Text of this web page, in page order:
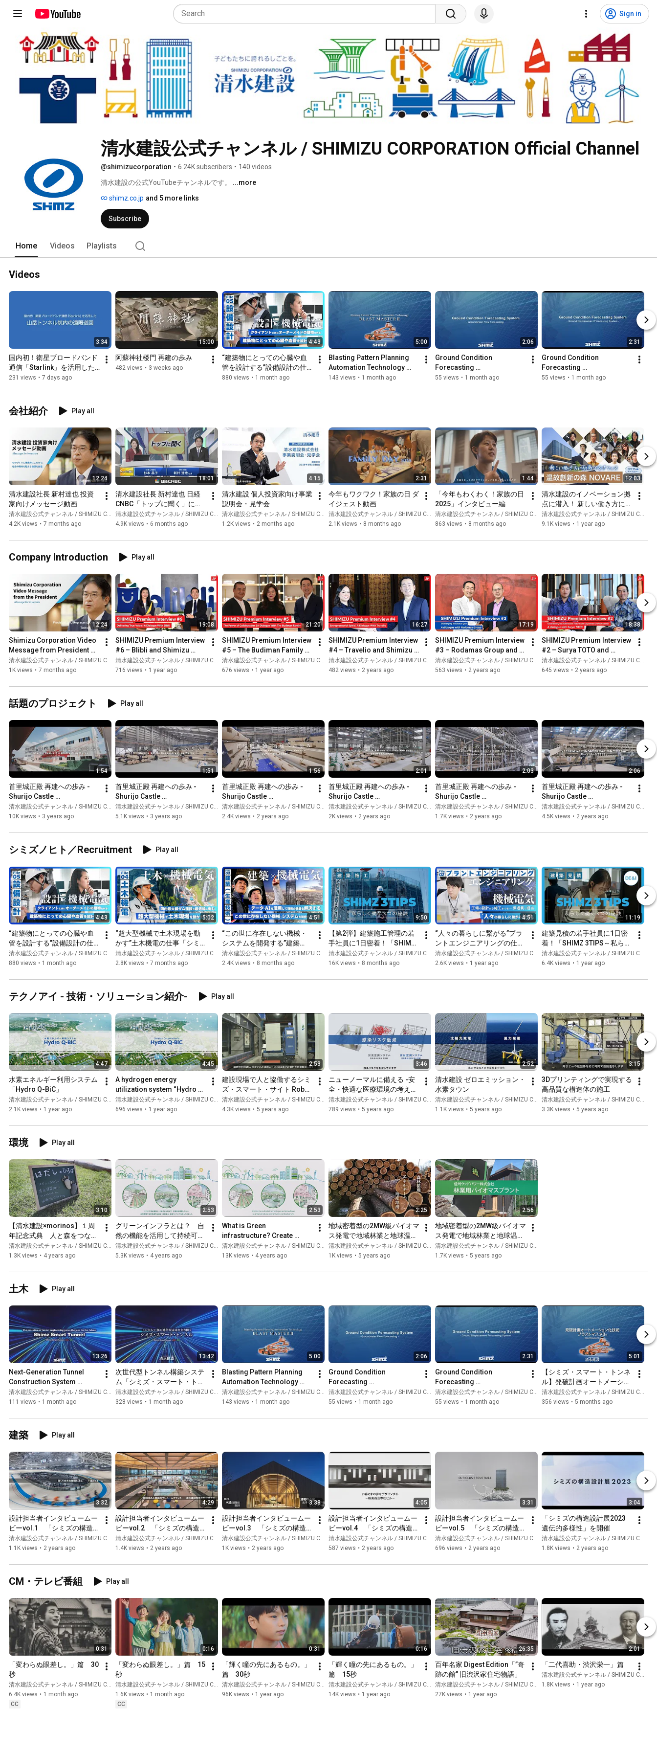
Sign in
清水建設公式チャンネル / SHIMIZU CORPORATION Official Channel
@shimizucorporation • 6.24K subscribers • 140 videos
清水建設の公式YouTubeチャンネルです。 ...more
shimz.co.jp and 5 more links
Subscribe
Home Videos Playlists
Videos
3:34
国内初！衛星ブロードバンド
通信「Starlink」を活用した
山岳トンネル坑内の遠隔巡回
231 views • 7 days ago
15:00
阿蘇神社楼門 再建の歩み
482 views • 3 weeks ago
4:43
“建築物にとっての心臓や血
管を設計する”設備設計の仕
事「シミズの仕事図鑑」
880 views • 1 month ago
5:00
Blasting Pattern Planning
Automation Technology
“BLAST MASTER Ⅱ”
143 views • 1 month ago
2:06
Ground Condition
Forecasting
System（Groundwater）
55 views • 1 month ago
2:31
Ground Condition
Forecasting
System（Deformation）
55 views • 1 month ago
会社紹介 Play all
12:24
清水建設社長 新村達也 投資
家向けメッセージ動画
清水建設公式チャンネル / SHIMIZU CORPORATION Official Channel
4.2K views • 7 months ago
18:01
清水建設社長 新村達也 日経
CNBC「トップに聞く」に出
演（2025年12月22日放送）
清水建設公式チャンネル / SHIMIZU CORPORATION Official Channel
4.9K views • 6 months ago
4:15
清水建設 個人投資家向け事業
説明会・見学会
清水建設公式チャンネル / SHIMIZU CORPORATION Official Channel
1.2K views • 2 months ago
2:31
今年もワクワク！家族の日 ダ
イジェスト動画
清水建設公式チャンネル / SHIMIZU CORPORATION Official Channel
2.1K views • 8 months ago
1:44
「今年もわくわく！家族の日
2025」インタビュー編
清水建設公式チャンネル / SHIMIZU CORPORATION Official Channel
863 views • 8 months ago
12:03
清水建設のイノベーション拠
点に潜入！ 新しい働き方に挑
戦するオフィス「シミズ オフ
ィスツアー NOVARE編」
清水建設公式チャンネル / SHIMIZU CORPORATION Official Channel
9.1K views • 1 year ago
Company Introduction Play all
12:24
Shimizu Corporation Video
Message from President
Shimmura
清水建設公式チャンネル / SHIMIZU CORPORATION Official Channel
1K views • 7 months ago
19:08
SHIMIZU Premium Interview
#6 – Blibli and Shimizu
Corporation
清水建設公式チャンネル / SHIMIZU CORPORATION Official Channel
716 views • 1 year ago
21:20
SHIMIZU Premium Interview
#5 – The Budiman Family
and Shimizu Corporation
清水建設公式チャンネル / SHIMIZU CORPORATION Official Channel
676 views • 1 year ago
16:27
SHIMIZU Premium Interview
#4 – Travelio and Shimizu
Corporation
清水建設公式チャンネル / SHIMIZU CORPORATION Official Channel
482 views • 2 years ago
17:19
SHIMIZU Premium Interview
#3 – Rodamas Group and
Shimizu Corporation
清水建設公式チャンネル / SHIMIZU CORPORATION Official Channel
563 views • 2 years ago
18:38
SHIMIZU Premium Interview
#2 – Surya TOTO and
Shimizu Corporation
清水建設公式チャンネル / SHIMIZU CORPORATION Official Channel
645 views • 2 years ago
話題のプロジェクト Play all
1:54
首里城正殿 再建への歩み -
Shurijo Castle
Reconstruction Works-#1
清水建設公式チャンネル / SHIMIZU CORPORATION Official Channel
10K views • 3 years ago
1:51
首里城正殿 再建への歩み -
Shurijo Castle
Reconstruction Works-#2
清水建設公式チャンネル / SHIMIZU CORPORATION Official Channel
5.1K views • 3 years ago
1:56
首里城正殿 再建への歩み -
Shurijo Castle
Reconstruction Works-#3
清水建設公式チャンネル / SHIMIZU CORPORATION Official Channel
2.4K views • 2 years ago
2:01
首里城正殿 再建への歩み -
Shurijo Castle
Reconstruction Works-#4
清水建設公式チャンネル / SHIMIZU CORPORATION Official Channel
2K views • 2 years ago
2:03
首里城正殿 再建への歩み -
Shurijo Castle
Reconstruction Works-#5
清水建設公式チャンネル / SHIMIZU CORPORATION Official Channel
1.7K views • 2 years ago
2:06
首里城正殿 再建への歩み -
Shurijo Castle
Reconstruction Works-#6
清水建設公式チャンネル / SHIMIZU CORPORATION Official Channel
4.5K views • 2 years ago
シミズノヒト／Recruitment Play all
4:43
“建築物にとっての心臓や血
管を設計する”設備設計の仕
事「シミズの仕事図鑑」
清水建設公式チャンネル / SHIMIZU CORPORATION Official Channel
880 views • 1 month ago
5:02
“超大型機械で土木現場を動
かす”土木機電の仕事「シミ
ズの仕事図鑑」
清水建設公式チャンネル / SHIMIZU CORPORATION Official Channel
2.8K views • 7 months ago
4:51
“この世に存在しない機械・
システムを開発する”建築
（生産技術）の仕事「シミズ
の仕事図鑑」
清水建設公式チャンネル / SHIMIZU CORPORATION Official Channel
2.4K views • 8 months ago
9:50
【第2弾】建築施工管理の若
手社員に1日密着！「SHIMZ
3TIPS～私らしく働く3つの秘
訣～」
清水建設公式チャンネル / SHIMIZU CORPORATION Official Channel
16K views • 8 months ago
4:51
“人々の暮らしに繋がる”プラ
ントエンジニアリングの仕事
「シミズの仕事図鑑」
清水建設公式チャンネル / SHIMIZU CORPORATION Official Channel
2.6K views • 1 year ago
11:19
建築見積の若手社員に1日密
着！「SHIMZ 3TIPS～私らし
く働く3つの秘訣～」
清水建設公式チャンネル / SHIMIZU CORPORATION Official Channel
6.4K views • 1 year ago
テクノアイ - 技術・ソリューション紹介- Play all
4:47
水素エネルギー利用システム
「Hydro Q-BiC」
清水建設公式チャンネル / SHIMIZU CORPORATION Official Channel
2.1K views • 1 year ago
4:45
A hydrogen energy
utilization system “Hydro Q-
BiC”
清水建設公式チャンネル / SHIMIZU CORPORATION Official Channel
696 views • 1 year ago
2:53
建設現場で人と協働するシミ
ズ・スマート・サイト Robo-
Carrier
清水建設公式チャンネル / SHIMIZU CORPORATION Official Channel
4.3K views • 5 years ago
3:46
ニューノーマルに備える -安
全・快適な医療環境の考え方
を活かして-
清水建設公式チャンネル / SHIMIZU CORPORATION Official Channel
789 views • 5 years ago
2:52
清水建設 ゼロエミッション・
⽔素タウン
清水建設公式チャンネル / SHIMIZU CORPORATION Official Channel
1.1K views • 5 years ago
3:15
3Dプリンティングで実現する
高品質な構造体の施工
清水建設公式チャンネル / SHIMIZU CORPORATION Official Channel
3.3K views • 5 years ago
環境 Play all
3:10
【清水建設×morinos】１周
年記念式典　人と森をつなぐ
「はだしの広場」
清水建設公式チャンネル / SHIMIZU CORPORATION Official Channel
1.3K views • 4 years ago
2:53
グリーンインフラとは？　自
然の機能を活用して持続可能
な社会づくりを
清水建設公式チャンネル / SHIMIZU CORPORATION Official Channel
5.3K views • 4 years ago
2:53
What is Green
infrastructure? Create
sustainable society by using
the diverse capabilities of
清水建設公式チャンネル / SHIMIZU CORPORATION Official Channel
13K views • 4 years ago
2:25
地域密着型の2MW級バイオマ
ス発電で地域林業と地球温暖
化対策に貢献　信州ウッドパ
ワー・信州ウッドチップ
清水建設公式チャンネル / SHIMIZU CORPORATION Official Channel
1K views • 5 years ago
2:56
地域密着型の2MW級バイオマ
ス発電で地域林業と地球温暖
化対策に貢献　信州ウッドパ
ワー・信州ウッドチップ
バイオマスプラント」
清水建設公式チャンネル / SHIMIZU CORPORATION Official Channel
1.7K views • 5 years ago
土木 Play all
13:26
Next-Generation Tunnel
Construction System
“Shimizu Smart Tunnel”
清水建設公式チャンネル / SHIMIZU CORPORATION Official Channel
111 views • 1 month ago
13:42
次世代型トンネル構築システ
ム「シミズ・スマート・トン
ネル」
清水建設公式チャンネル / SHIMIZU CORPORATION Official Channel
328 views • 1 month ago
5:00
Blasting Pattern Planning
Automation Technology
“BLAST MASTER Ⅱ”
清水建設公式チャンネル / SHIMIZU CORPORATION Official Channel
143 views • 1 month ago
2:06
Ground Condition
Forecasting
System（Groundwater）
清水建設公式チャンネル / SHIMIZU CORPORATION Official Channel
55 views • 1 month ago
2:31
Ground Condition
Forecasting
System（Deformation）
清水建設公式チャンネル / SHIMIZU CORPORATION Official Channel
55 views • 1 month ago
5:01
【シミズ・スマート・トンネ
ル】発破計画オートメーショ
ン化技術「ブラストマスタ
🄬Ⅱ」
清水建設公式チャンネル / SHIMIZU CORPORATION Official Channel
356 views • 5 months ago
建築 Play all
3:32
設計担当者インタビュームー
ビーvol.1　「シミズの構造設
計展2023　遺伝的多様性」
清水建設公式チャンネル / SHIMIZU CORPORATION Official Channel
1.1K views • 2 years ago
4:29
設計担当者インタビュームー
ビーvol.2　「シミズの構造設
計展2023　遺伝的多様性」
清水建設公式チャンネル / SHIMIZU CORPORATION Official Channel
1.4K views • 2 years ago
3:38
設計担当者インタビュームー
ビーvol.3　「シミズの構造設
計展2023　遺伝的多様性」
清水建設公式チャンネル / SHIMIZU CORPORATION Official Channel
1K views • 2 years ago
4:05
設計担当者インタビュームー
ビーvol.4　「シミズの構造設
計展2023　遺伝的多様性」
清水建設公式チャンネル / SHIMIZU CORPORATION Official Channel
587 views • 2 years ago
3:31
設計担当者インタビュームー
ビーvol.5　「シミズの構造設
計展2023　遺伝的多様性」
清水建設公式チャンネル / SHIMIZU CORPORATION Official Channel
696 views • 2 years ago
3:04
「シミズの構造設計展2023
遺伝的多様性」を開催
清水建設公式チャンネル / SHIMIZU CORPORATION Official Channel
1.8K views • 2 years ago
CM・テレビ番組 Play all
0:31
「変わらぬ眼差し。」篇　30
秒
清水建設公式チャンネル / SHIMIZU CORPORATION Official Channel
6.4K views • 1 month ago
CC
0:16
「変わらぬ眼差し。」篇　15
秒
清水建設公式チャンネル / SHIMIZU CORPORATION Official Channel
1.6K views • 1 month ago
CC
0:31
「輝く瞳の先にあるもの。」
篇　30秒
清水建設公式チャンネル / SHIMIZU CORPORATION Official Channel
96K views • 1 year ago
0:16
「輝く瞳の先にあるもの。」
篇　15秒
清水建設公式チャンネル / SHIMIZU CORPORATION Official Channel
14K views • 1 year ago
26:35
百年名家 Digest Edition「”奇
跡の館” 旧渋沢家住宅物語」
清水建設公式チャンネル / SHIMIZU CORPORATION Official Channel
27K views • 1 year ago
2:01
「二代喜助・渋沢栄一」篇
清水建設公式チャンネル / SHIMIZU CORPORATION Official Channel
1.8K views • 1 year ago